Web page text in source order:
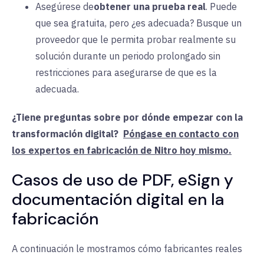
Asegúrese deobtener una prueba real. Puede
que sea gratuita, pero ¿es adecuada? Busque un
proveedor que le permita probar realmente su
solución durante un periodo prolongado sin
restricciones para asegurarse de que es la
adecuada.
¿Tiene preguntas sobre por dónde empezar con la
transformación digital? Póngase en contacto con
los expertos en fabricación de Nitro hoy mismo.
Casos de uso de PDF, eSign y
documentación digital en la
fabricación
A continuación le mostramos cómo fabricantes reales